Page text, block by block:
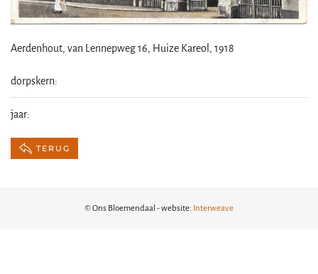
Aerdenhout, van Lennepweg 16, Huize Kareol, 1918
dorpskern:
jaar:
TERUG
© Ons Bloemendaal - website: Interweave